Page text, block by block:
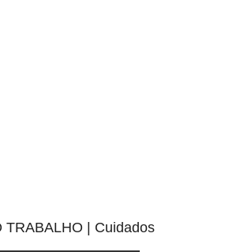
TRABALHO | Cuidados